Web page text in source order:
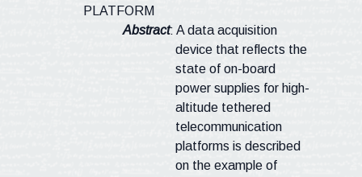
PLATFORM
Abstract: A data acquisition
device that reflects the
state of on-board
power supplies for high-
altitude tethered
telecommunication
platforms is described
on the example of